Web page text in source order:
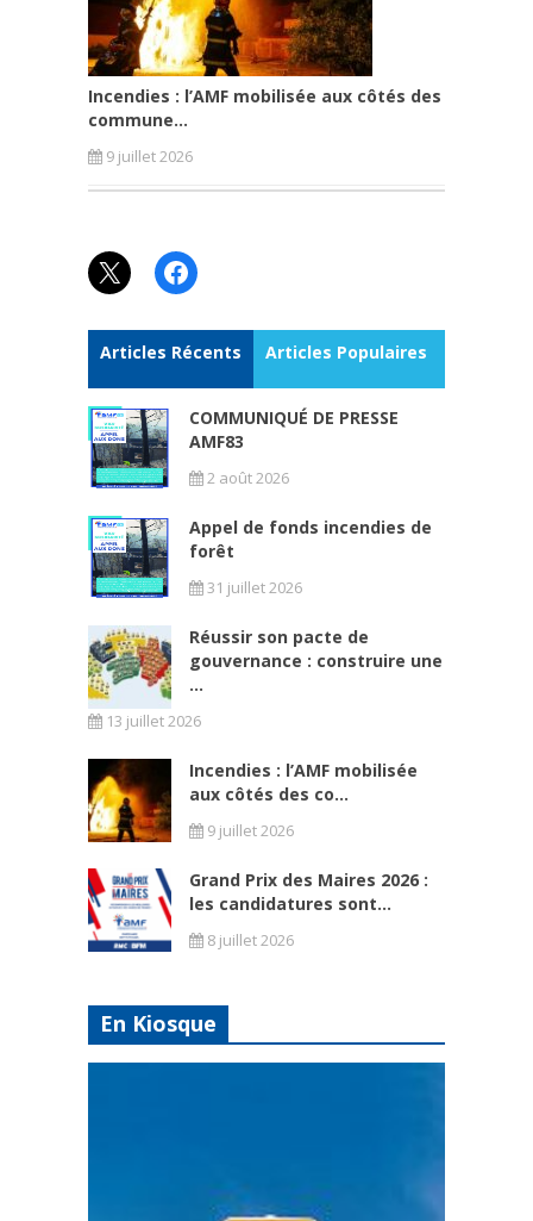
Incendies : l’AMF mobilisée aux côtés des
commune...
9 juillet 2026
X Facebook
Articles Récents Articles Populaires
COMMUNIQUÉ DE PRESSE
AMF83
2 août 2026
Appel de fonds incendies de
forêt
31 juillet 2026
Réussir son pacte de
gouvernance : construire une
...
13 juillet 2026
Incendies : l’AMF mobilisée
aux côtés des co...
9 juillet 2026
Grand Prix des Maires 2026 :
les candidatures sont...
8 juillet 2026
En Kiosque